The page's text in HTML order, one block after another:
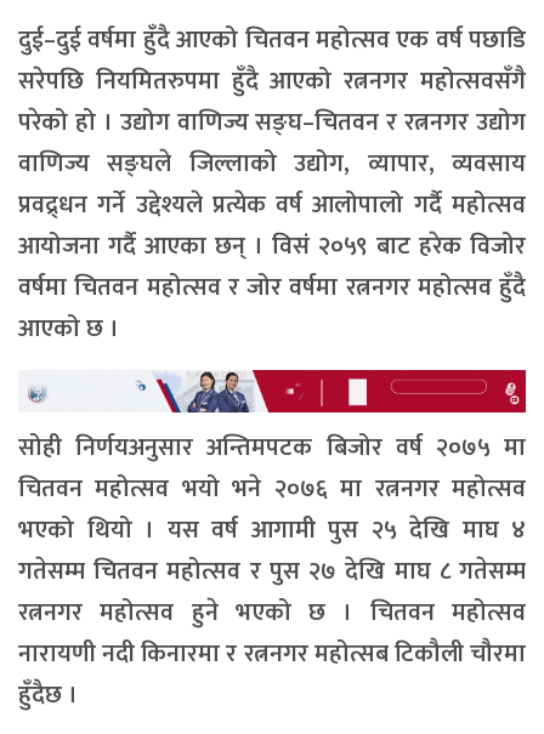
दुई–दुई वर्षमा हुँदै आएको चितवन महोत्सव एक वर्ष पछाडि
सरेपछि नियमितरुपमा हुँदै आएको रत्ननगर महोत्सवसँगै
परेको हो । उद्योग वाणिज्य सङ्घ–चितवन र रत्ननगर उद्योग
वाणिज्य सङ्घले जिल्लाको उद्योग, व्यापार, व्यवसाय
प्रवद्र्धन गर्ने उद्देश्यले प्रत्येक वर्ष आलोपालो गर्दै महोत्सव
आयोजना गर्दै आएका छन् । विसं २०५९ बाट हरेक विजोर
वर्षमा चितवन महोत्सव र जोर वर्षमा रत्ननगर महोत्सव हुँदै
आएको छ ।
सोही निर्णयअनुसार अन्तिमपटक बिजोर वर्ष २०७५ मा
चितवन महोत्सव भयो भने २०७६ मा रत्ननगर महोत्सव
भएको थियो । यस वर्ष आगामी पुस २५ देखि माघ ४
गतेसम्म चितवन महोत्सव र पुस २७ देखि माघ ८ गतेसम्म
रत्ननगर महोत्सव हुने भएको छ । चितवन महोत्सव
नारायणी नदी किनारमा र रत्ननगर महोत्सब टिकौली चौरमा
हुँदैछ ।